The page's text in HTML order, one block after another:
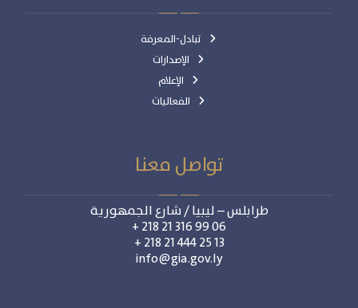
تبادل-المعرفة
الإصدارات
الإعلام
الفعاليات
تواصل معنا
طرابلس – ليبيا / شارع الجمهورية
06 99 316 21 218 +
13 25 444 21 218 +
info@gia.gov.ly